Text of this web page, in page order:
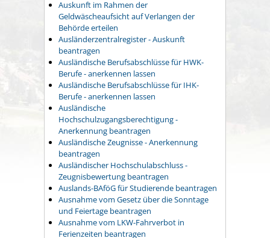
Auskunft im Rahmen der
Geldwäscheaufsicht auf Verlangen der
Behörde erteilen
Ausländerzentralregister - Auskunft
beantragen
Ausländische Berufsabschlüsse für HWK-
Berufe - anerkennen lassen
Ausländische Berufsabschlüsse für IHK-
Berufe - anerkennen lassen
Ausländische
Hochschulzugangsberechtigung -
Anerkennung beantragen
Ausländische Zeugnisse - Anerkennung
beantragen
Ausländischer Hochschulabschluss -
Zeugnisbewertung beantragen
Auslands-BAföG für Studierende beantragen
Ausnahme vom Gesetz über die Sonntage
und Feiertage beantragen
Ausnahme vom LKW-Fahrverbot in
Ferienzeiten beantragen